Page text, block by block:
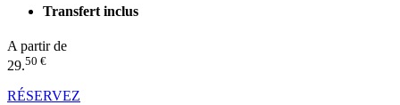
Transfert inclus
A partir de
29.50 €
RÉSERVEZ